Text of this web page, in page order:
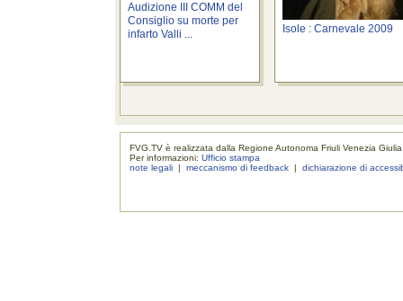
Audizione III COMM del
Consiglio su morte per
infarto Valli ...
Isole : Carnevale 2009
FVG.TV è realizzata dalla Regione Autonoma Friuli Venezia Giulia
Per informazioni:Ufficio stampa
note legali |meccanismo di feedback |dichiarazione di